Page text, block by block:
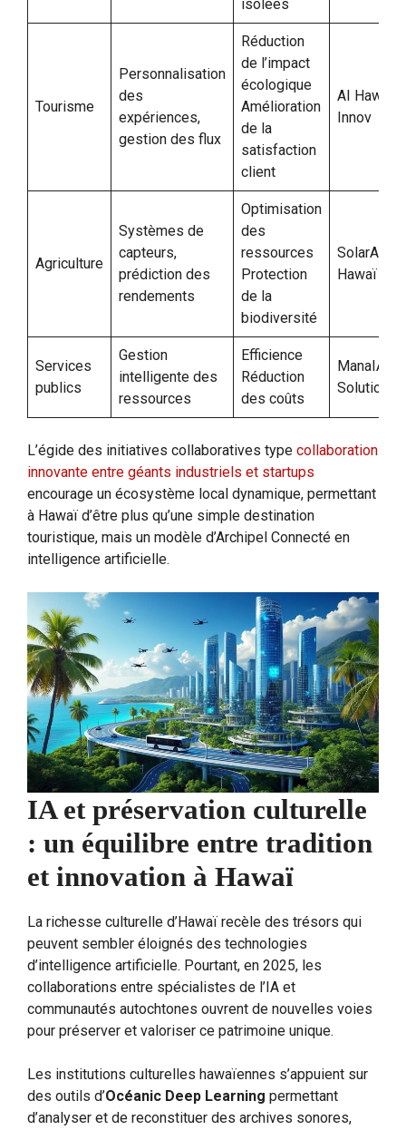
isolées
Tourisme
Personnalisation
des
expériences,
gestion des flux
Réduction
de l’impact
écologique
Amélioration
de la
satisfaction
client
AI Hawaï
Innov
Agriculture
Systèmes de
capteurs,
prédiction des
rendements
Optimisation
des
ressources
Protection
de la
biodiversité
SolarAI
Hawaï
Services
publics
Gestion
intelligente des
ressources
Efficience
Réduction
des coûts
ManaIA
Solutions
L’égide des initiatives collaboratives type collaboration
innovante entre géants industriels et startups
encourage un écosystème local dynamique, permettant
à Hawaï d’être plus qu’une simple destination
touristique, mais un modèle d’Archipel Connecté en
intelligence artificielle.
IA et préservation culturelle
: un équilibre entre tradition
et innovation à Hawaï
La richesse culturelle d’Hawaï recèle des trésors qui
peuvent sembler éloignés des technologies
d’intelligence artificielle. Pourtant, en 2025, les
collaborations entre spécialistes de l’IA et
communautés autochtones ouvrent de nouvelles voies
pour préserver et valoriser ce patrimoine unique.
Les institutions culturelles hawaïennes s’appuient sur
des outils d’Océanic Deep Learning permettant
d’analyser et de reconstituer des archives sonores,